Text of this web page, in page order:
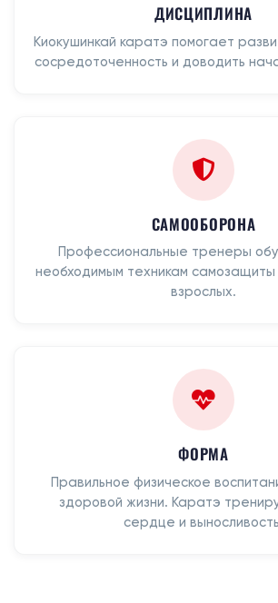
ДИСЦИПЛИНА
Киокушинкай каратэ помогает
сосредоточенность и доводить
САМООБОРОНА
Профессиональные тренеры
необходимым техникам
взрослых.
ФОРМА
Правильное физическое
здоровой жизни. Каратэ
сердце и